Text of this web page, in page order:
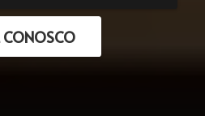
CONOSCO